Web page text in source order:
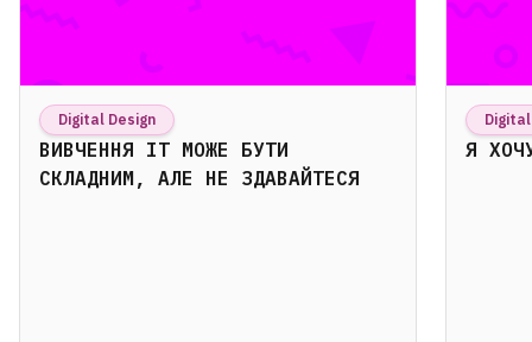
Digital Design
ВИВЧЕННЯ ІТ МОЖЕ БУТИ
СКЛАДНИМ, АЛЕ НЕ ЗДАВАЙТЕСЯ
Я